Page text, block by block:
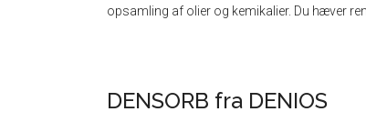
opsamling af olier og kemikalier. Du hæver
DENSORB fra DENIOS